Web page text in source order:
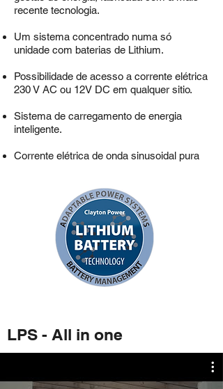
recente tecnologia.
Um sistema concentrado numa só
unidade com baterias de Lithium.
Possibilidade de acesso a corrente elétrica
230 V AC ou 12V DC em qualquer sitio.
Sistema de carregamento de energia
inteligente.
Corrente elétrica de onda sinusoidal pura
LPS - All in one